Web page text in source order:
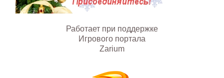
Работает при поддержке
Игрового портала
Zarium